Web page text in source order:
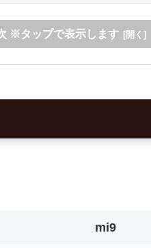
※タップで表示します
mi9